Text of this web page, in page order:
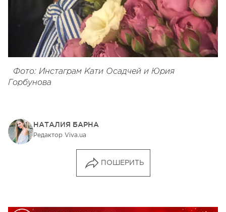
Фото: Инстаграм Кати Осадчей и Юрия
Горбунова
НАТАЛИЯ БАРНА
Редактор Viva.ua
ПОШЕРИТЬ